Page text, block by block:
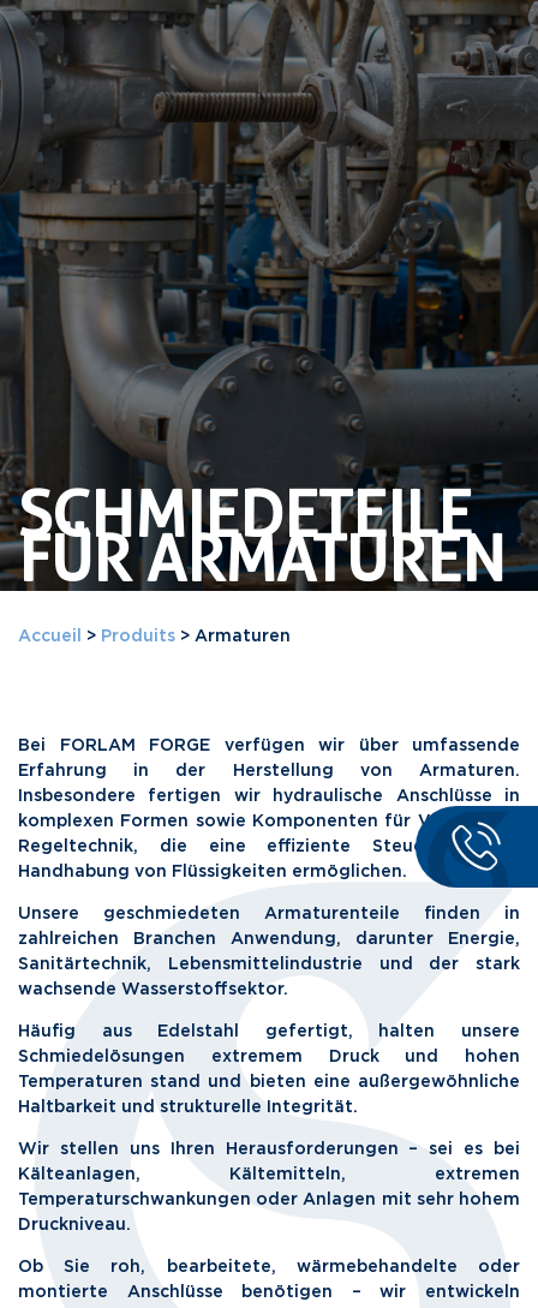
SCHMIEDETEILE
FÜR ARMATUREN
Accueil > Produits > Armaturen
Bei FORLAM FORGE verfügen wir über umfassende
Erfahrung in der Herstellung von Armaturen.
Insbesondere fertigen wir hydraulische Anschlüsse in
komplexen Formen sowie Komponenten für Ventile und
Regeltechnik, die eine effiziente Steuerung und
Handhabung von Flüssigkeiten ermöglichen.
Unsere geschmiedeten Armaturenteile finden in
zahlreichen Branchen Anwendung, darunter Energie,
Sanitärtechnik, Lebensmittelindustrie und der stark
wachsende Wasserstoffsektor.
Häufig aus Edelstahl gefertigt, halten unsere
Schmiedelösungen extremem Druck und hohen
Temperaturen stand und bieten eine außergewöhnliche
Haltbarkeit und strukturelle Integrität.
Wir stellen uns Ihren Herausforderungen – sei es bei
Kälteanlagen, Kältemitteln, extremen
Temperaturschwankungen oder Anlagen mit sehr hohem
Druckniveau.
Ob Sie roh, bearbeitete, wärmebehandelte oder
montierte Anschlüsse benötigen – wir entwickeln